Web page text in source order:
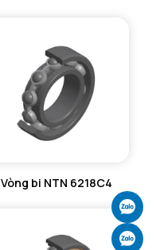
Vòng bi NTN 6218C4